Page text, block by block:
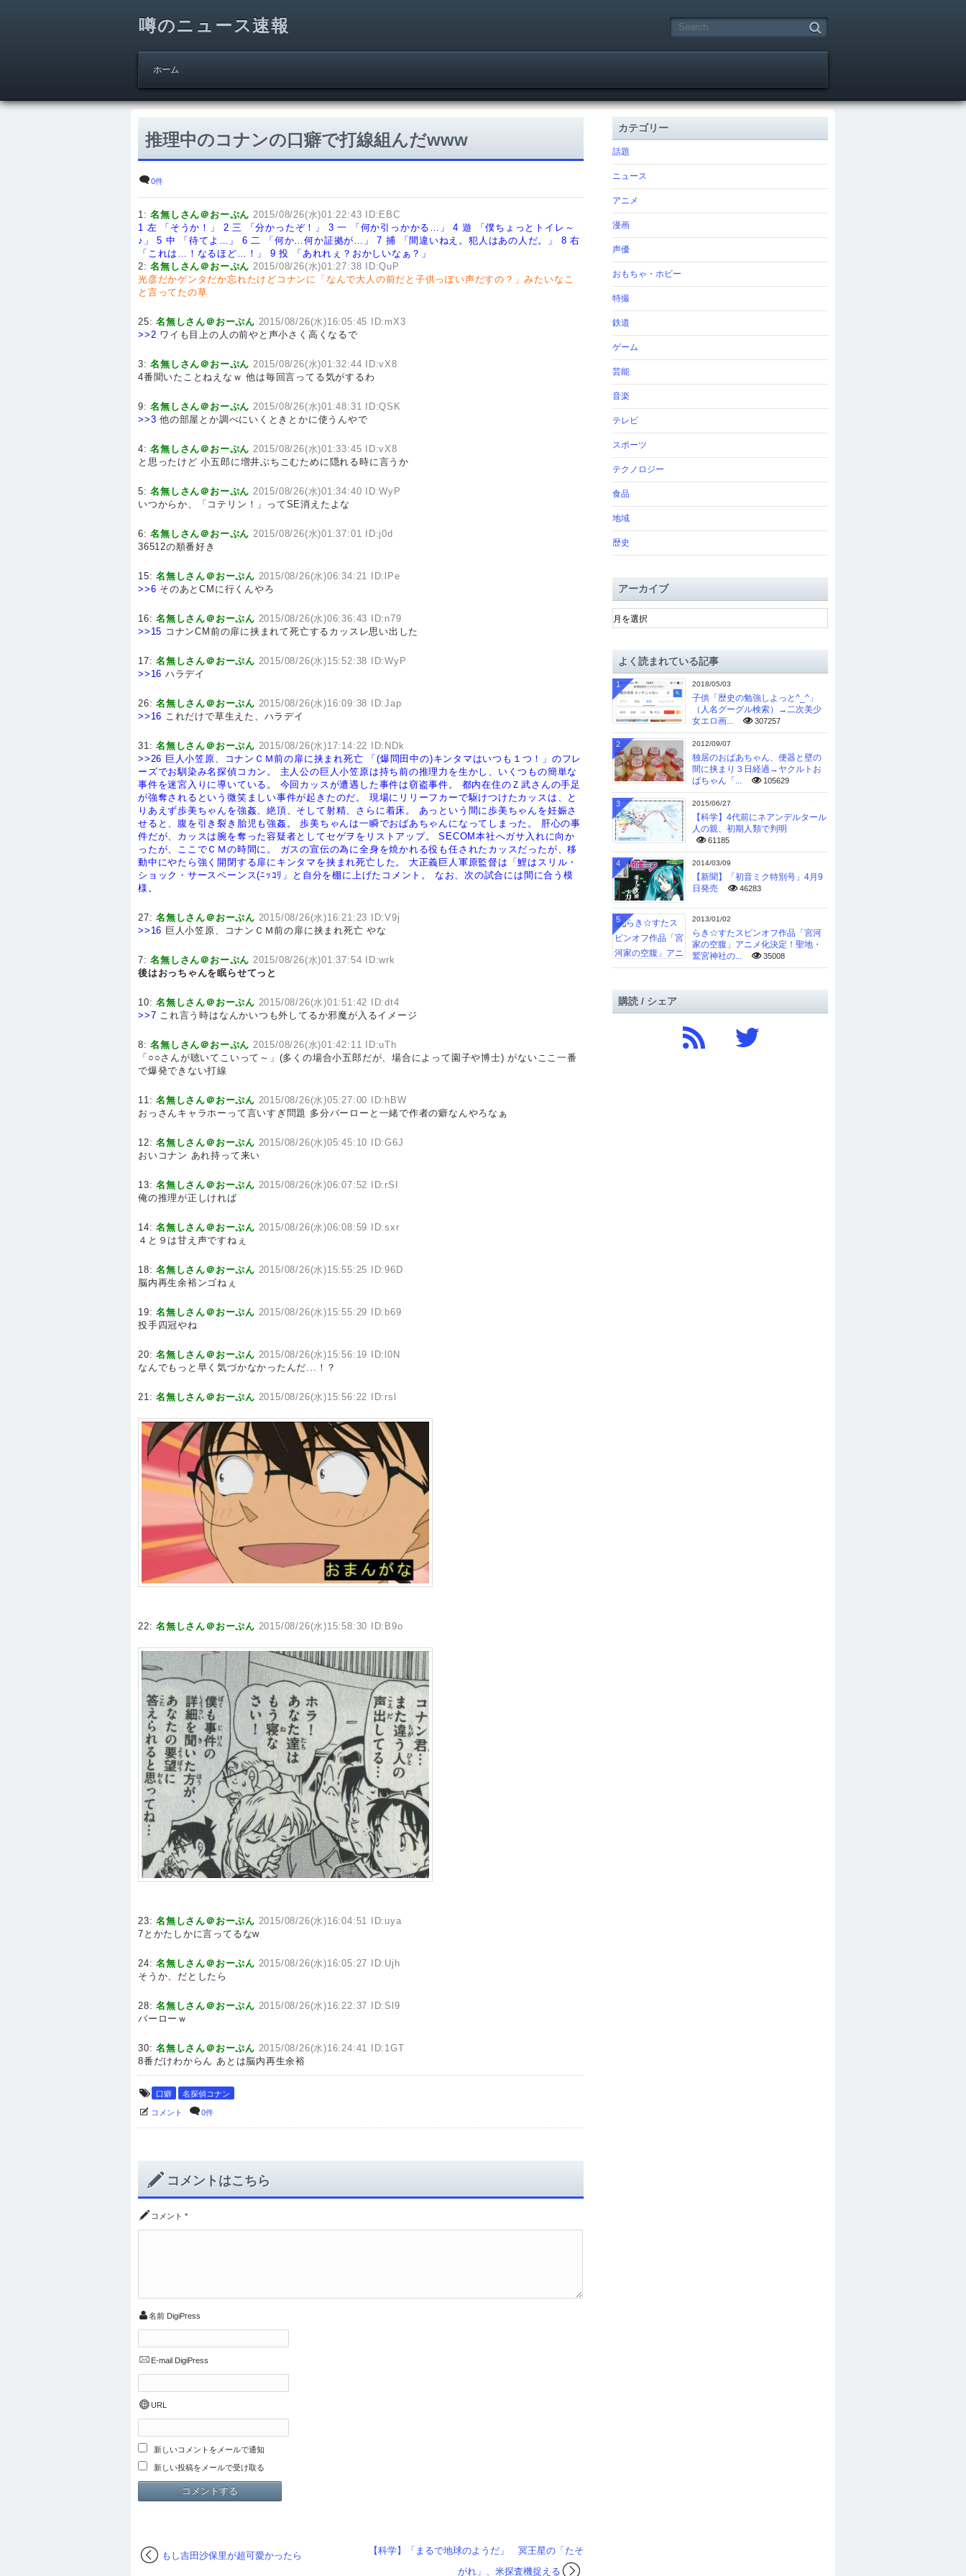
噂のニュース速報
ホーム
推理中のコナンの口癖で打線組んだwww
0件
1:名無しさん＠おーぷん 2015/08/26(水)01:22:43 ID:EBC
1 左 「そうか！」
2 三 「分かったぞ！」 3 一 「何か引っかかる…」
4 遊 「僕ちょっとトイレ～
♪」
5 中 「待てよ…」 6 二 「何か…何か証拠が…」 7 捕 「間違いねえ。犯人はあの人だ。」
8 右
「これは…！なるほど…！」
9 投 「あれれぇ？おかしいなぁ？」
2:名無しさん＠おーぷん 2015/08/26(水)01:27:38 ID:QuP
光彦だかゲンタだか忘れたけどコナンに「なんで大人の前だと子供っぽい声だすの？」みたいなこ
と言ってたの草
25:名無しさん＠おーぷん 2015/08/26(水)16:05:45 ID:mX3
>>2 ワイも目上の人の前やと声小さく高くなるで
3:名無しさん＠おーぷん 2015/08/26(水)01:32:44 ID:vX8
4番聞いたことねえなｗ 他は毎回言ってる気がするわ
9:名無しさん＠おーぷん 2015/08/26(水)01:48:31 ID:QSK
>>3 他の部屋とか調べにいくときとかに使うんやで
4:名無しさん＠おーぷん 2015/08/26(水)01:33:45 ID:vX8
と思ったけど 小五郎に増井ぶちこむために隠れる時に言うか
5:名無しさん＠おーぷん 2015/08/26(水)01:34:40 ID:WyP
いつからか、「コテリン！」ってSE消えたよな
6:名無しさん＠おーぷん 2015/08/26(水)01:37:01 ID:j0d
36512の順番好き
15:名無しさん＠おーぷん 2015/08/26(水)06:34:21 ID:lPe
>>6 そのあとCMに行くんやろ
16:名無しさん＠おーぷん 2015/08/26(水)06:36:43 ID:n79
>>15 コナンCM前の扉に挟まれて死亡するカッスレ思い出した
17:名無しさん＠おーぷん 2015/08/26(水)15:52:38 ID:WyP
>>16 ハラデイ
26:名無しさん＠おーぷん 2015/08/26(水)16:09:38 ID:Jap
>>16 これだけで草生えた、ハラデイ
31:名無しさん＠おーぷん 2015/08/26(水)17:14:22 ID:NDk
>>26 巨人小笠原、コナンＣＭ前の扉に挟まれ死亡
「(爆問田中の)キンタマはいつも１つ！」のフレ
ーズでお馴染み名探偵コカン。 主人公の巨人小笠原は持ち前の推理力を生かし、いくつもの簡単な
事件を迷宮入りに導いている。 今回カッスが遭遇した事件は窃盗事件。 都内在住のＺ武さんの手足
が強奪されるという微笑ましい事件が起きたのだ。 現場にリリーフカーで駆けつけたカッスは、と
りあえず歩美ちゃんを強姦、絶頂、そして射精、さらに着床。 あっという間に歩美ちゃんを妊娠さ
せると、腹を引き裂き胎児も強姦。歩美ちゃんは一瞬でおばあちゃんになってしまった。 肝心の事
件だが、カッスは腕を奪った容疑者としてセゲヲをリストアップ。SECOM本社へガサ入れに向か
ったが、ここでＣＭの時間に。 ガスの宣伝の為に全身を焼かれる役も任されたカッスだったが、移
動中にやたら強く開閉する扉にキンタマを挟まれ死亡した。 大正義巨人軍原監督は「鯉はスリル・
ショック・サースペーンス(ﾆｯｺﾘ」と自分を棚に上げたコメント。 なお、次の試合には間に合う模
様。
27:名無しさん＠おーぷん 2015/08/26(水)16:21:23 ID:V9j
>>16 巨人小笠原、コナンＣＭ前の扉に挟まれ死亡 やな
7:名無しさん＠おーぷん 2015/08/26(水)01:37:54 ID:wrk
後はおっちゃんを眠らせてっと
10:名無しさん＠おーぷん 2015/08/26(水)01:51:42 ID:dt4
>>7 これ言う時はなんかいつも外してるか邪魔が入るイメージ
8:名無しさん＠おーぷん 2015/08/26(水)01:42:11 ID:uTh
「○○さんが聴いてこいって～」(多くの場合小五郎だが、場合によって園子や博士) がないここ一番
で爆発できない打線
11:名無しさん＠おーぷん 2015/08/26(水)05:27:00 ID:hBW
おっさんキャラホーって言いすぎ問題 多分バーローと一緒で作者の癖なんやろなぁ
12:名無しさん＠おーぷん 2015/08/26(水)05:45:10 ID:G6J
おいコナン あれ持って来い
13:名無しさん＠おーぷん 2015/08/26(水)06:07:52 ID:rSI
俺の推理が正しければ
14:名無しさん＠おーぷん 2015/08/26(水)06:08:59 ID:sxr
４と９は甘え声ですねぇ
18:名無しさん＠おーぷん 2015/08/26(水)15:55:25 ID:96D
脳内再生余裕ンゴねぇ
19:名無しさん＠おーぷん 2015/08/26(水)15:55:29 ID:b69
投手四冠やね
20:名無しさん＠おーぷん 2015/08/26(水)15:56:19 ID:l0N
なんでもっと早く気づかなかったんだ...！？
21:名無しさん＠おーぷん 2015/08/26(水)15:56:22 ID:rsl
22:名無しさん＠おーぷん 2015/08/26(水)15:58:30 ID:B9o
23:名無しさん＠おーぷん 2015/08/26(水)16:04:51 ID:uya
7とかたしかに言ってるなw
24:名無しさん＠おーぷん 2015/08/26(水)16:05:27 ID:Ujh
そうか、だとしたら
28:名無しさん＠おーぷん 2015/08/26(水)16:22:37 ID:Sl9
バーローｗ
30:名無しさん＠おーぷん 2015/08/26(水)16:24:41 ID:1GT
8番だけわからん あとは脳内再生余裕
口癖 名探偵コナン
コメント 0件
コメントはこちら
コメント *
名前 DigiPress
E-mail DigiPress
URL
新しいコメントをメールで通知
新しい投稿をメールで受け取る
【科学】「まるで地球のようだ」 冥王星の「たそ
がれ」、米探査機捉える
もし吉田沙保里が超可愛かったら
カテゴリー
話題
ニュース
アニメ
漫画
声優
おもちゃ・ホビー
特撮
鉄道
ゲーム
芸能
音楽
テレビ
スポーツ
テクノロジー
食品
地域
歴史
アーカイブ
ア
ー
ブよく読まれている記事
2018/05/03
子供「歴史の勉強しよっと^_^」
（人名グーグル検索）→二次美少
女エロ画...
307257
1
2012/09/07
独居のおばあちゃん、便器と壁の
間に挟まり３日経過→ヤクルトお
ばちゃん「...
105629
2
2015/06/27
【科学】4代前にネアンデルタール
人の親、初期人類で判明
61185
3
2014/03/09
【新聞】「初音ミク特別号」4月9
日発売
46283
4
2013/01/02
らき☆すたスピンオフ作品「宮河
家の空腹」アニメ化決定！聖地・
鷲宮神社の...
35008
5
購読 / シェア